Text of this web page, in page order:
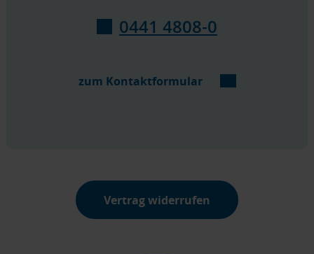
0441 4808-0
zum Kontaktformular
Vertrag widerrufen